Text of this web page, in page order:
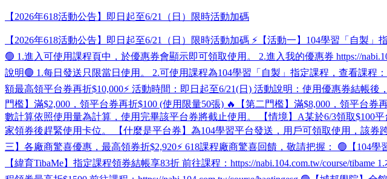
【2026年618活動公告】即日起至6/21（日）限時活動加碼
【2026年618活動公告】即日起至6/21（日）限時活動加碼 ⚡【活動一】104學習「自製
🟢 1.進入可使用課程頁中，於優惠券會顯示即可領取使用。 2.進入我的優惠券 https://
說明🟢 1.每日發送只限當日使用。 2.可使用課程為104學習「自製」​指定課程，查看課程：
額最高領平台券再折$10,000⚡ 活動時間：即日起至6/21(日) 活動說明：使用優惠券結帳
門檻】滿$2,000，領平台券再折$100 (使用限量50張) 🔥【第二門檻】滿$8,000，領平台
數計算依照使用量為計算，使用完畢該平台券將截止使用。 【情境】A某於6/3領取$100
家領券後趕緊使用卡位。 【什麼是平台券】為104學習平台發送，用戶可領取使用，該券跨
三】各廠商驚喜優惠，最高領券折$2,920⚡ 618課程廠商驚喜回饋，敬請把握： 🟢【104
【緯育TibaMe】指定課程領券結帳享83折 前往課程：https://nabi.104.com.tw/course/